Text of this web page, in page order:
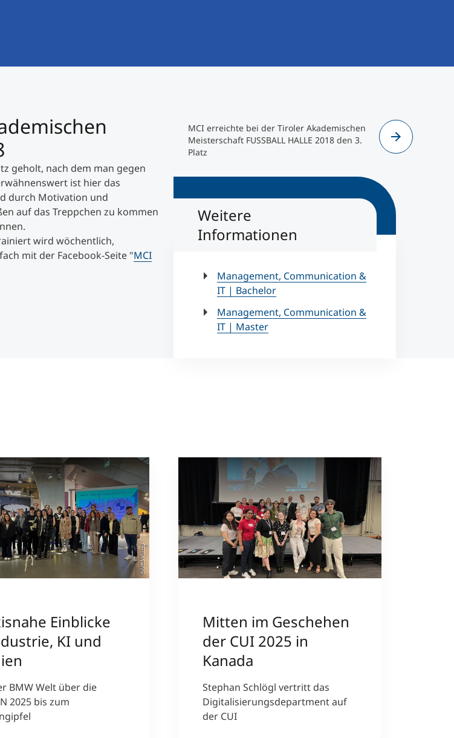
Seminare
Weiterbildung
Programme
geholt, nach dem man gegen
ist hier das
durch Motivation und
auf das Treppchen zu kommen
wird wöchentlich,
mit der Facebook-Seite "MCI
MCI erreichte bei der Tiroler Akademischen
Meisterschaft FUSSBALL HALLE 2018 den 3.
Platz
Urkunde:
Weitere
Informationen
Management, Communication &
IT | Bachelor
Management, Communication &
IT | Master
©MCI/Piazza
Einblicke
KI und
BMW Welt über die
2025 bis zum
Mitten im Geschehen
der CUI 2025 in
Kanada
Stephan Schlögl vertritt das
Digitalisierungsdepartment auf
der CUI